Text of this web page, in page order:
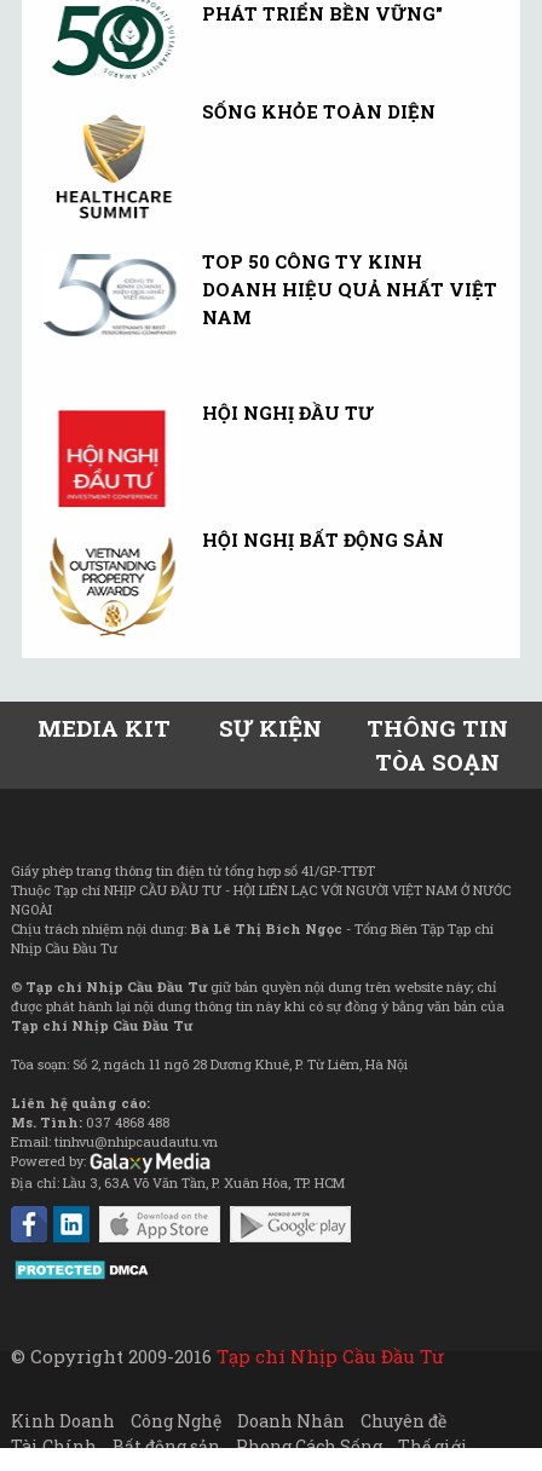
PHÁT TRIỂN BỀN VỮNG"
SỐNG KHỎE TOÀN DIỆN
TOP 50 CÔNG TY KINH
DOANH HIỆU QUẢ NHẤT VIỆT
NAM
HỘI NGHỊ ĐẦU TƯ
HỘI NGHỊ BẤT ĐỘNG SẢN
MEDIA KIT SỰ KIỆN
THÔNG TIN
TÒA SOẠN
Giấy phép trang thông tin điện tử tổng hợp số 41/GP-TTĐT
Thuộc Tạp chí NHỊP CẦU ĐẦU TƯ - HỘI LIÊN LẠC VỚI NGƯỜI VIỆT NAM Ở NƯỚC
NGOÀI
Chịu trách nhiệm nội dung: Bà Lê Thị Bích Ngọc - Tổng Biên Tập Tạp chí
Nhịp Cầu Đầu Tư
© Tạp chí Nhịp Cầu Đầu Tưgiữ bản quyền nội dung trên website này; chỉ
được phát hành lại nội dung thông tin này khi có sự đồng ý bằng văn bản của
Tạp chí Nhịp Cầu Đầu Tư
Tòa soạn: Số 2, ngách 11 ngõ 28 Dương Khuê, P. Từ Liêm, Hà Nội
Liên hệ quảng cáo:
Ms. Tình: 037 4868 488
Email: tinhvu@nhipcaudautu.vn
Powered by:
Địa chỉ: Lầu 3, 63A Võ Văn Tần, P. Xuân Hòa, TP. HCM
© Copyright 2009-2016 Tạp chí Nhịp Cầu Đầu Tư
Kinh Doanh Công Nghệ Doanh Nhân
Chuyên đề
Tài Chính
Bất động sản Phong Cách Sống
Thế giới